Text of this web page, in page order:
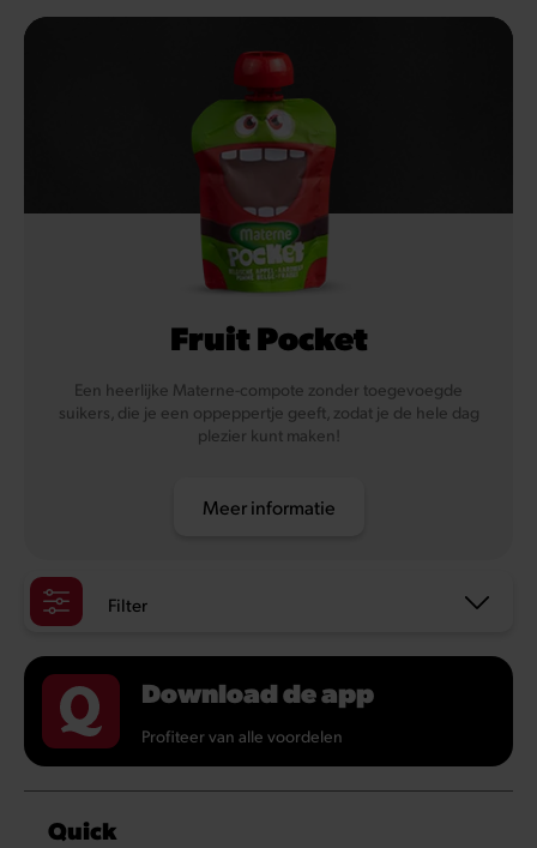
Fruit Pocket
Een heerlijke Materne-compote zonder toegevoegde
suikers, die je een oppeppertje geeft, zodat je de hele dag
plezier kunt maken!
Meer informatie
Filter
Download de app
Profiteer van alle voordelen
Quick